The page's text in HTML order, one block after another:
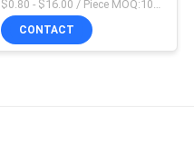
Fietsstuur
CONTACT